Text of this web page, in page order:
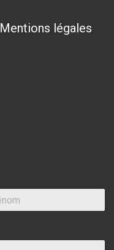
Mentions légales